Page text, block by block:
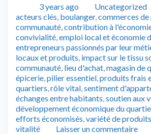
Publié3 years ago Catégories
Uncategorized
acteurs clés, boulanger,commerces
communauté,contribution à
convivialité,emploi local et économie
entrepreneurs passionnés par leur
locaux et produits, impact sur le tissu
communauté, lieu d'achat,magasin de
épicerie,pilier essentiel,produits frais
quartiers,rôle vital,sentiment
échanges entre habitants,soutien aux
développement économique du
efforts économisés,variété de
vitalité
Laisser un commentaire